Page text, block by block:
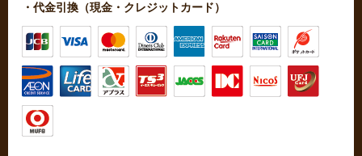
・代金引換（現金・クレジットカード）